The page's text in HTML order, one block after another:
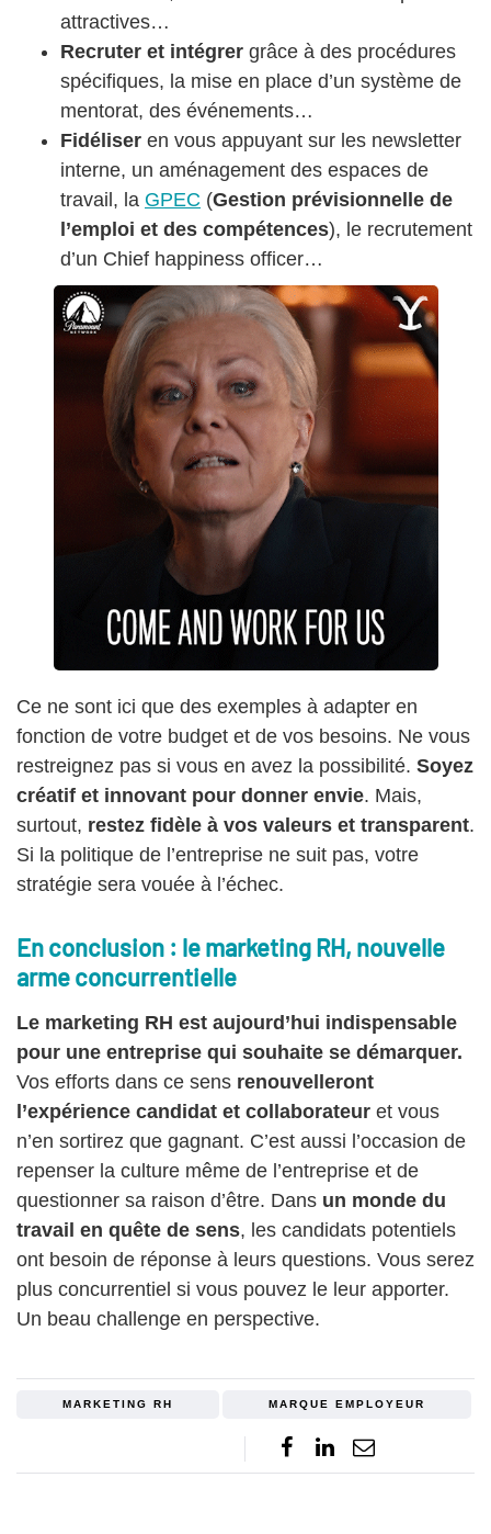
attractives…
Recruter et intégrer grâce à des procédures
spécifiques, la mise en place d’un système de
mentorat, des événements…
Fidéliser en vous appuyant sur les newsletter
interne, un aménagement des espaces de
travail, la GPEC (Gestion prévisionnelle de
l’emploi et des compétences), le recrutement
d’un Chief happiness officer…
Ce ne sont ici que des exemples à adapter en
fonction de votre budget et de vos besoins. Ne vous
restreignez pas si vous en avez la possibilité. Soyez
créatif et innovant pour donner envie. Mais,
surtout, restez fidèle à vos valeurs et transparent.
Si la politique de l’entreprise ne suit pas, votre
stratégie sera vouée à l’échec.
En conclusion : le marketing RH, nouvelle
arme concurrentielle
Le marketing RH est aujourd’hui indispensable
pour une entreprise qui souhaite se démarquer.
Vos efforts dans ce sens renouvelleront
l’expérience candidat et collaborateur et vous
n’en sortirez que gagnant. C’est aussi l’occasion de
repenser la culture même de l’entreprise et de
questionner sa raison d’être. Dans un monde du
travail en quête de sens, les candidats potentiels
ont besoin de réponse à leurs questions. Vous serez
plus concurrentiel si vous pouvez le leur apporter.
Un beau challenge en perspective.
MARKETING RH MARQUE EMPLOYEUR